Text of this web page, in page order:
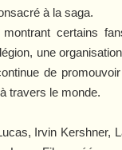
à la saga.
montrant certains
une
de
travers le monde.
Irvin Kershner,